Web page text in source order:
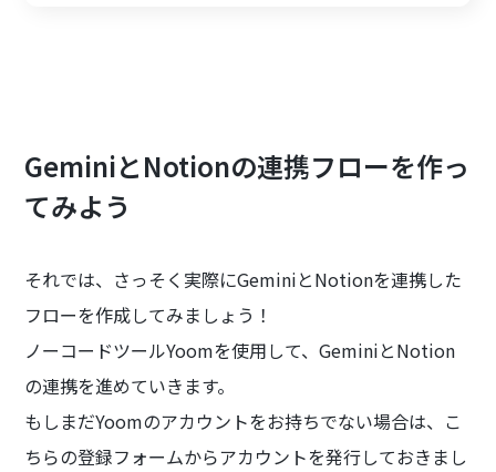
GeminiとNotionの連携フローを作っ
てみよう
それでは、さっそく実際にGeminiとNotionを連携した
フローを作成してみましょう！
ノーコードツールYoomを使用して、GeminiとNotion
の連携を進めていきます。
もしまだYoomのアカウントをお持ちでない場合は、こ
ちらの登録フォームからアカウントを発行しておきまし